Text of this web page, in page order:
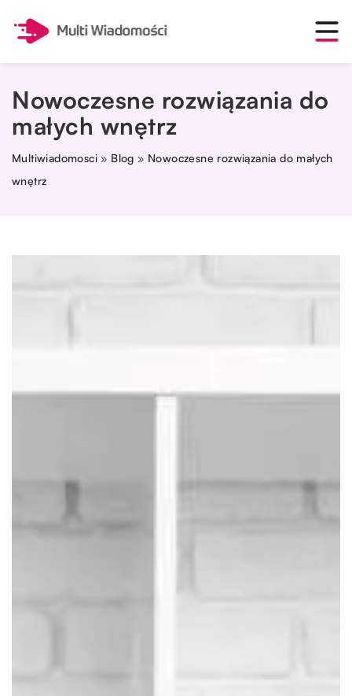
Nowoczesne rozwiązania do
małych wnętrz
Multiwiadomosci » Blog » Nowoczesne rozwiązania do małych
wnętrz